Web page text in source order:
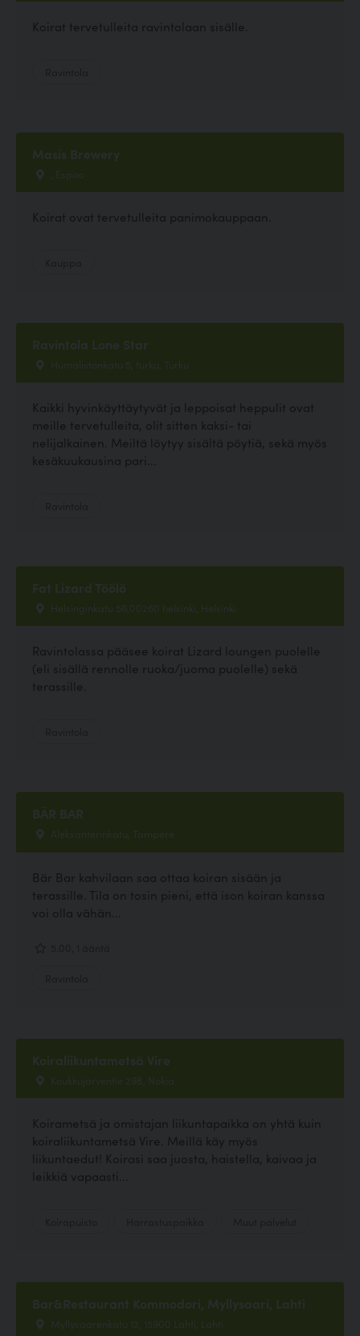
Koirat tervetulleita ravintolaan sisälle.
Masis Brewery
, Espoo
Koirat ovat tervetulleita panimokauppaan.
Ravintola Lone Star
Humalistonkatu 5, turku, Turku
Kaikki hyvinkäyttäytyvät ja leppoisat heppulit ovat
meille tervetulleita, olit sitten kaksi- tai
nelijalkainen. Meiltä löytyy sisältä pöytiä, sekä myös
kesäkuukausina pari...
Fat Lizard Töölö
Helsinginkatu 56,00260 helsinki, Helsinki
Ravintolassa pääsee koirat Lizard loungen puolelle
(eli sisällä rennolle ruoka/juoma puolelle) sekä
terassille.
BÄR BAR
Aleksanterinkatu, Tampere
Bär Bar kahvilaan saa ottaa koiran sisään ja
terassille. Tila on tosin pieni, että ison koiran kanssa
voi olla vähän...
Koiraliikuntametsä Vire
Koukkujärventie 298, Nokia
Koirametsä ja omistajan liikuntapaikka on yhtä kuin
koiraliikuntametsä Vire. Meillä käy myös
liikuntaedut! Koirasi saa juosta, haistella, kaivaa ja
leikkiä vapaasti...
Bar&Restaurant Kommodori, Myllysaari, Lahti
Myllysaarenkatu 12, 15900 Lahti, Lahti